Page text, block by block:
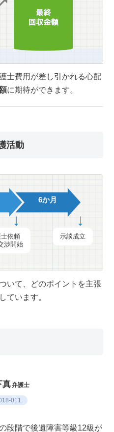
士費用が差し引かれる心配
に期待ができます。
活動
6か月
依頼
渉開始
示談成立
いて、どのポイントを主張
ています。
真弁護士
011
段階で後遺障害等級12級が